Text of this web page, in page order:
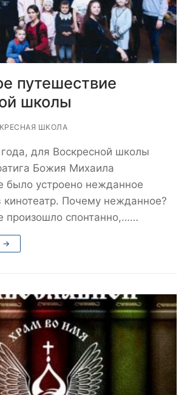
путешествие
школы
ШКОЛА
для Воскресной школы
Божия Михаила
было устроено нежданное
кинотеатр. Почему нежданное?
произошло спонтанно,……
→